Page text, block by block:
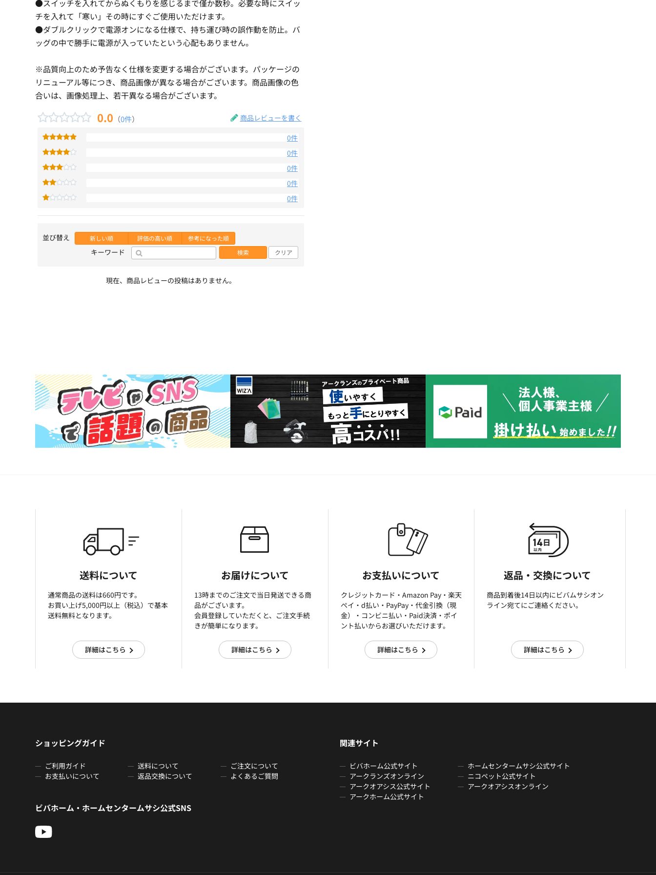
●スイッチを入れてからぬくもりを感じるまで僅か数秒。必要な時にスイッ
チを入れて「寒い」その時にすぐご使用いただけます。
●ダブルクリックで電源オンになる仕様で、持ち運び時の誤作動を防止。バ
ッグの中で勝手に電源が入っていたという心配もありません。
※品質向上のため予告なく仕様を変更する場合がございます。パッケージの
リニューアル等につき、商品画像が異なる場合がございます。商品画像の色
合いは、画像処理上、若干異なる場合がございます。
0.0 （0件） 商品レビューを書く
0件
0件
0件
0件
0件
並び替え 新しい順 評価の高い順 参考になった順
キーワード 検索 クリア
現在、商品レビューの投稿はありません。
送料について
通常商品の送料は660円です。
お買い上げ5,000円以上（税込）で基本
送料無料となります。
詳細はこちら
お届けについて
13時までのご注文で当日発送できる商
品がございます。
会員登録していただくと、ご注文手続
きが簡単になります。
詳細はこちら
お支払いについて
クレジットカード・Amazon Pay・楽天
ぺイ・d払い・PayPay・代金引換（現
金）・コンビニ払い・Paid決済・ポイ
ント払いからお選びいただけます。
詳細はこちら
返品・交換について
商品到着後14日以内にビバムサシオン
ライン宛てにご連絡ください。
詳細はこちら
ショッピングガイド
ご利用ガイド 送料について
ご注文について
お支払いについて
返品交換について よくあるご質問
関連サイト
ビバホーム公式サイト
ホームセンタームサシ公式サイト
アークランズオンライン
ニコペット公式サイト
アークオアシス公式サイト
アークオアシスオンライン
アークホーム公式サイト
ビバホーム・ホームセンタームサシ公式SNS